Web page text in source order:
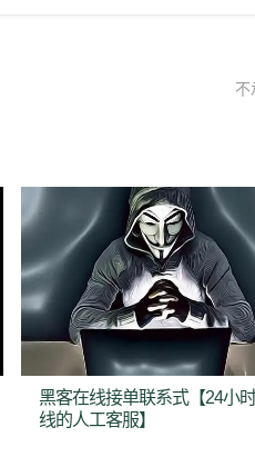
不
黑客在线接单联系式【24小
线的人工客服】